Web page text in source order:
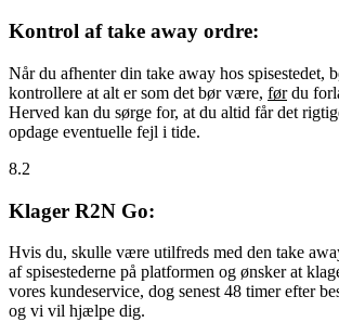
Kontrol af take away ordre:
Når du afhenter din take away hos spisestedet,
kontrollere at alt er som det bør være, førdu
Herved kan du sørge for, at du altid får det
opdage eventuelle fejl i tide.
8.2
Klager R2N Go:
Hvis du, skulle være utilfreds med den take
af spisestederne på platformen og ønsker at
vores kundeservice, dog senest 48 timer efter
og vi vil hjælpe dig.